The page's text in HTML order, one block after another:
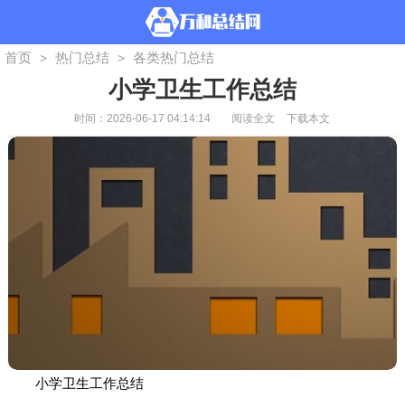
首页 > 热门总结 > 各类热门总结
小学卫生工作总结
时间：2026-06-17 04:14:14 阅读全文 下载本文
小学卫生工作总结